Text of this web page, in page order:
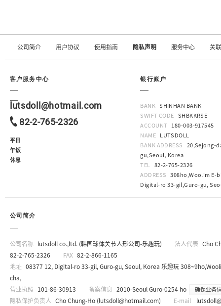
公司简介 用户协议 使用指南 隐私声明 服务中心 关
客户服务中心
lutsdoll@hotmail.com
82-2-765-2326
平日
午饭
休息
银行账户
BANK SHINHAN BANK
SWIFT CODE SHBKKRSE
ACCOUNT 180-003-917545
NAME LUTSDOLL
BANK ADDRESS 20,Sejong-
gu,Seoul, Korea
TEL 82-2-765-2326
ADDRESS 308ho,Woolim E-
Digital-ro 33-gil,Guro-gu,
公司简介
公司名称 lutsdoll co.,ltd. (韩国球体关节人形公司-乐趣玩) 法人代表 Cho
82-2-765-2326
FAX 82-2-866-1165
地址 08377 12, Digital-ro 33-gil, Guro-gu, Seoul, Korea 乐趣玩
cha,
营业执照 101-86-30913 备案信息 2010-Seoul Guro-0254 ho 确保业务
隐私保护负责人 Cho Chung-Ho (lutsdoll@hotmail.com) E-mail